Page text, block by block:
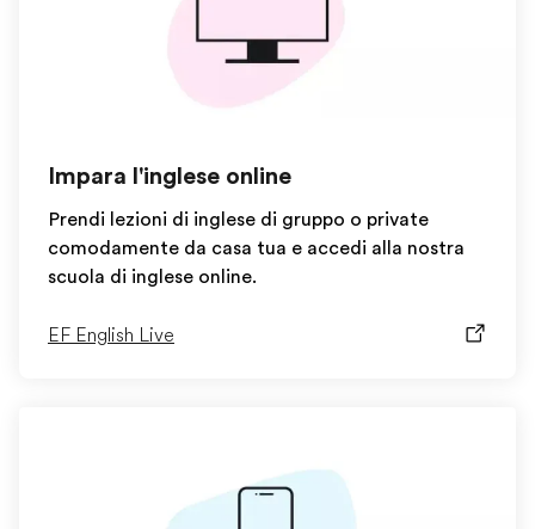
Impara l'inglese online
Prendi lezioni di inglese di gruppo o private
comodamente da casa tua e accedi alla nostra
scuola di inglese online.
EF English Live